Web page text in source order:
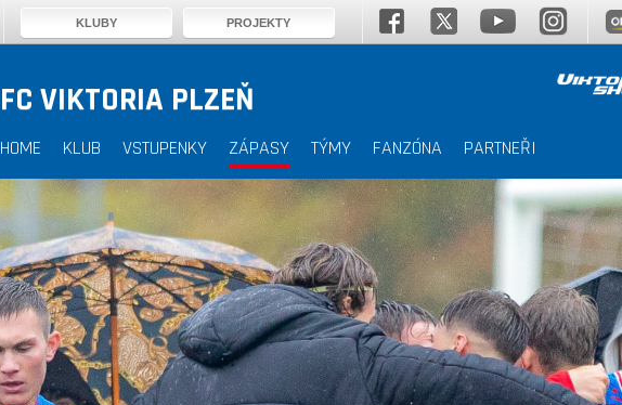
FC VIKTORIA PLZEŇ
HOME KLUB VSTUPENKY ZÁPASY TÝMY FANZÓNA PARTNEŘI
KLUBY PROJEKTY